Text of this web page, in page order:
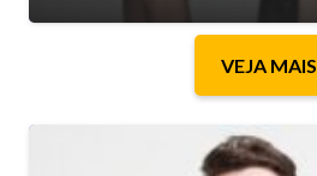
VEJA MAIS